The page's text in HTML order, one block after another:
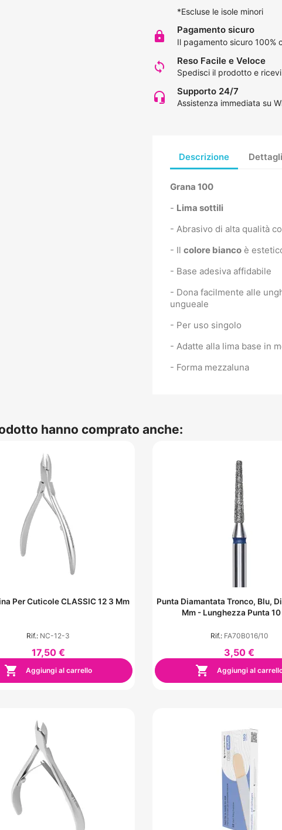
*Escluse le isole minori
lock Pagamento sicuro
Il pagamento sicuro 100%
loop Reso Facile e Veloce
Spedisci il prodotto e
headset_mic Supporto 24/7
Assistenza immediata su
Descrizione
Grana 100
- Lima sottili
- Abrasivo di alta qualità
- Il colore bianco è
- Base adesiva affidabile
- Dona facilmente alle
ungueale
- Per uso singolo
- Adatte alla lima base in
- Forma mezzaluna
hanno comprato anche:
Per Cuticole CLASSIC 12 3 Mm
Rif.: NC-12-3
17,50 €
 Aggiungi al carrello
Punta Diamantata Tronco, Blu,
Mm - Lunghezza Punta
Rif.: FA70B016/10
3,50 €
 Aggiungi al